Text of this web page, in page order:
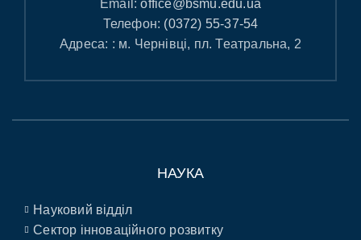
Email:office@bsmu.edu.ua
Телефон: (0372) 55-37-54
Адреса: : м. Чернівці, пл. Театральна, 2
НАУКА
Науковий відділ
Сектор інноваційного розвитку